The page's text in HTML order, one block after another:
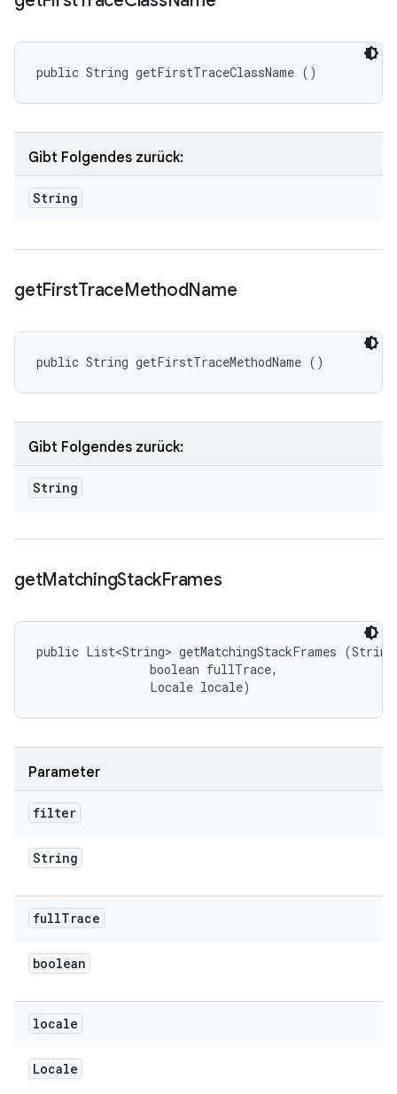
public String getFirstTraceClassName ()
Gibt Folgendes zurück:
String
getFirstTraceMethodName
public String getFirstTraceMethodName ()
Gibt Folgendes zurück:
String
getMatchingStackFrames
public List<String> getMatchingStackFrames
                boolean fullTrace,
                Locale locale)
Parameter
filter
String
fullTrace
boolean
locale
Locale